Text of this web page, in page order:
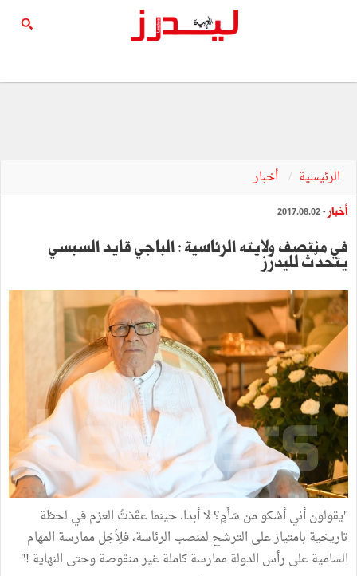
الرئيسية أخبار
أخبار - 2017.08.02
في منتصف ولايته الرئاسية : الباجي قايد السبسي
يتحدّث لليدرز
"يقولون أني أشكو من سَأَمٍ؟ لا أبدا. حينما عقَدْتُ العزم في لحظة
تاريخية بامتياز على الترشح لمنصب الرئاسة، فلِأجْل ممارسة المهام
السامية على رأس الدولة ممارسة كاملة غير منقوصة وحتى النهاية !"